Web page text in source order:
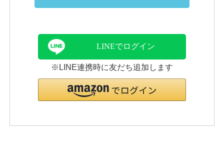
LINEでログイン
※LINE連携時に友だち追加します